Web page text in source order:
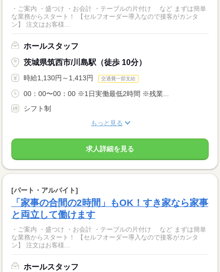
・ご案内 ・盛つけ ・お会計 ・テーブルの片付け など まずは簡単
な業務からスタート！ 【セルフオーダー導入なので接客がカンタ
ン】 注文はお客様...
ホールスタッフ
茨城県筑西市/川島駅（徒歩 10分）
時給1,130円～1,413円 交通費一部支給
00：00〜00：00 ※1日実働最低2時間 ※残業...
シフト制
もっと見る
求人詳細を見る
[パート・アルバイト]
「家事の合間の2時間」もOK！すき家なら家事
と両立して働けます
・ご案内 ・盛つけ ・お会計 ・テーブルの片付け など まずは簡単
な業務からスタート！ 【セルフオーダー導入なので接客がカンタ
ン】 注文はお客様...
ホールスタッフ